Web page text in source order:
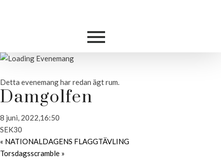
Detta evenemang har redan ägt rum.
Damgolfen
8 juni, 2022,16:50
SEK30
« NATIONALDAGENS FLAGGTÄVLING
Torsdagsscramble »